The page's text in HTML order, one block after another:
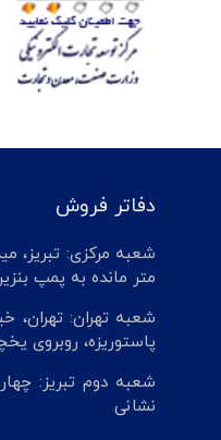
دفاتر فروش
متر مانده به پمپ
شعبه تهران: تهران،
پاستوریزه، روبروی
شعبه دوم تبریز:
نشانی